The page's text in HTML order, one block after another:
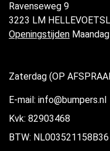
Ravenseweg 9
3223 LM
Openingstijden
Zaterdag (OP
E-mail: info@bumpers.nl
Kvk: 82903468
BTW: NL003521158B36